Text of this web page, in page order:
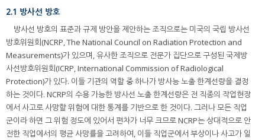
2.1 방사선 방호
방사선 방호의 표준과 규제 방안을 제안하는 조직으로는 미국의 국립 방사선
방호위원회(NCRP, The National Council on Radiation Protection and
Measurements)가 있으며, 유사한 조직으로 전문가 집단으로 구성된 국제방
사선방호위원회(ICRP, International Commission of Radiological
Protection)가 있다. 이들 기관의 역할 중 하나가 방사능 노출 한계선량을 결정
하는 것이다. NCRP의 수용 가능한 방사선 노출 한계선량은 전 직종의 작업현장
에서 사고로 사망할 위험에 대한 통계를 기반으로 한 것이다. 그러나 모든 직업
군이라 하면 그 위험 정도에 있어서 편차가 너무 크므로 NCRP는 상대적으로 안
전한 직업에서의 평균 사망률을 고려하여, 이들 직업군에서 부상이나 사고가 일